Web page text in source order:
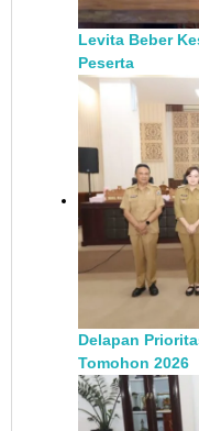
Levita Beber
Peserta
Delapan
Tomohon 2026